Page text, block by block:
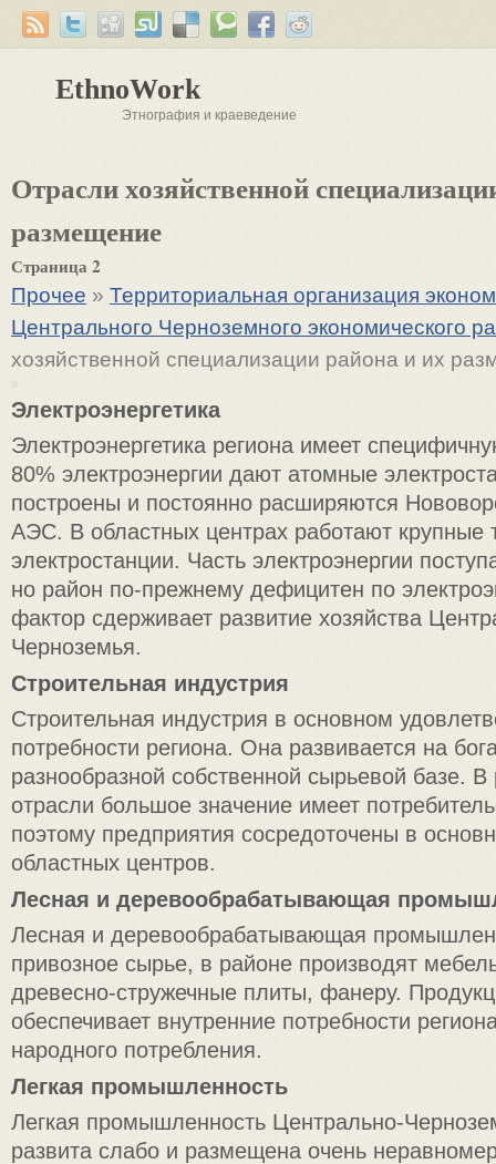
EthnoWork
Этнография и краеведение
Отрасли хозяйственной
размещение
Страница 2
Прочее » Территориальная организация
Центрального Черноземного экономического
хозяйственной специализации района и их
Электроэнергетика
Электроэнергетика региона имеет
80% электроэнергии дают атомные
построены и постоянно расширяются
АЭС. В областных центрах работают крупные
электростанции. Часть электроэнергии
но район по-прежнему дефицитен по
фактор сдерживает развитие хозяйства
Черноземья.
Строительная индустрия
Строительная индустрия в основном
потребности региона. Она развивается на
разнообразной собственной сырьевой базе.
отрасли большое значение имеет
поэтому предприятия сосредоточены в
областных центров.
Лесная и деревообрабатывающая
Лесная и деревообрабатывающая
привозное сырье, в районе производят
древесно-стружечные плиты, фанеру.
обеспечивает внутренние потребности
народного потребления.
Легкая промышленность
Легкая промышленность Центрально-
развита слабо и размещена очень